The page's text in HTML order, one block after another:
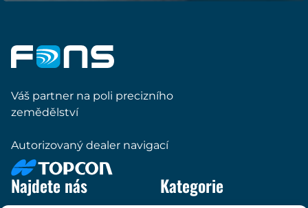
Váš partner na poli precizního
zemědělství
Autorizovaný dealer navigací
Najdete nás Kategorie